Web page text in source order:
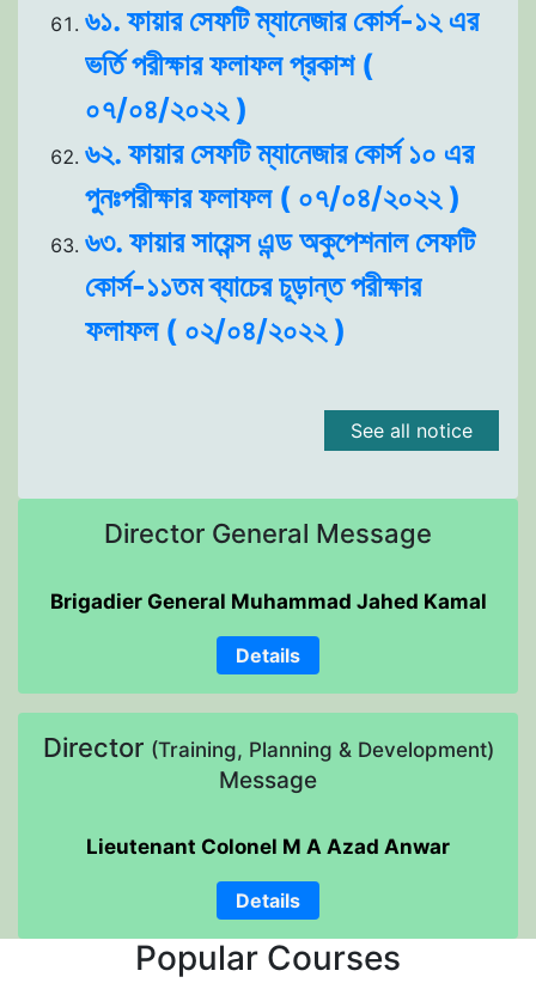
৬১. ফায়ার সেফটি ম্যানেজার কোর্স-১২ এর
ভর্তি পরীক্ষার ফলাফল প্রকাশ (
০৭/০৪/২০২২ )
৬২. ফায়ার সেফটি ম্যানেজার কোর্স ১০ এর
পুনঃপরীক্ষার ফলাফল ( ০৭/০৪/২০২২ )
৬৩. ফায়ার সায়েন্স এন্ড অকুপেশনাল সেফটি
কোর্স-১১তম ব্যাচের চূড়ান্ত পরীক্ষার
ফলাফল ( ০২/০৪/২০২২ )
See all notice
Director General Message
Brigadier General Muhammad Jahed Kamal
Details
Director (Training, Planning & Development)
Message
Lieutenant Colonel M A Azad Anwar
Details
Popular Courses